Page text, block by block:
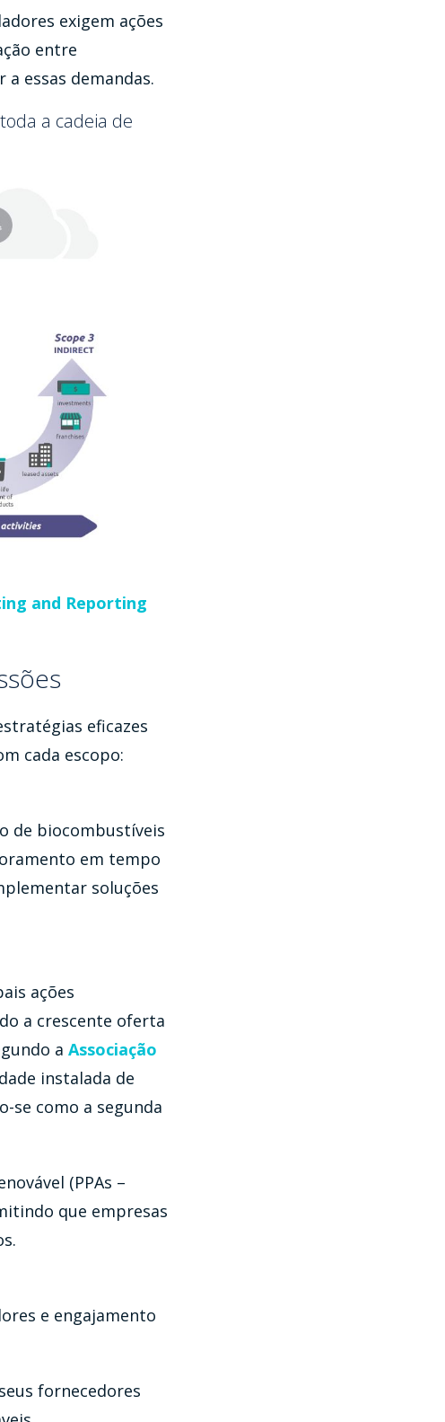
exigem ações
entre
essas demandas.
a cadeia de
and Reporting
eficazes
cada escopo:
de biocombustíveis
em tempo
soluções
ações
a crescente oferta
a Associação
instalada de
se como a segunda
(PPAs –
que empresas
e engajamento
fornecedores